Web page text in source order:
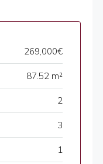
269,000€
87.52 m²
2
3
1